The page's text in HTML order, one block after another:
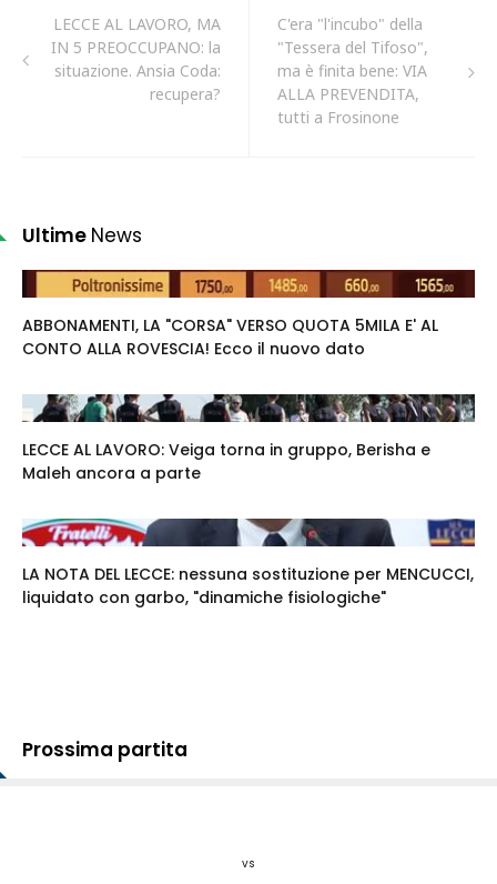
LECCE AL LAVORO, MA
IN 5 PREOCCUPANO: la
situazione. Ansia Coda:
recupera?
C'era "l'incubo" della
"Tessera del Tifoso",
ma è finita bene: VIA
ALLA PREVENDITA,
tutti a Frosinone
Ultime News
ABBONAMENTI, LA "CORSA" VERSO QUOTA 5MILA E' AL
CONTO ALLA ROVESCIA! Ecco il nuovo dato
LECCE AL LAVORO: Veiga torna in gruppo, Berisha e
Maleh ancora a parte
LA NOTA DEL LECCE: nessuna sostituzione per MENCUCCI,
liquidato con garbo, "dinamiche fisiologiche"
Prossima partita
vs